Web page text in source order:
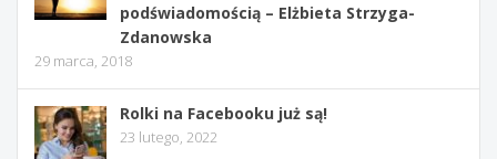
podświadomością – Elżbieta Strzyga-
Zdanowska
29 marca, 2018
Rolki na Facebooku już są!
23 lutego, 2022